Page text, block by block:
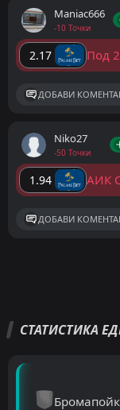
Maniac666
-10 Точки
2.17 Под
ДОБАВИ
Niko27
-50 Точки
1.94 АИК
ДОБАВИ
СТАТИСТИКА